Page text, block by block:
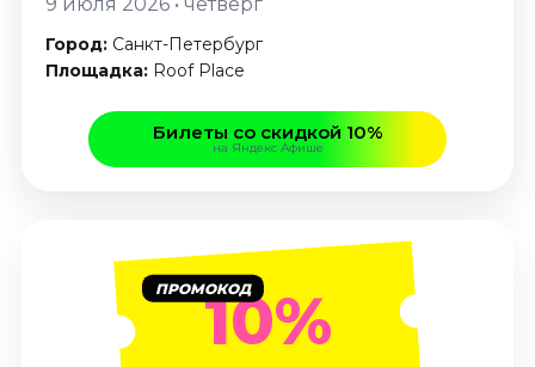
Декабрь 2026
Август 2026
Декабрь 2026
Август 2026
Сентябрь 2026
Октябрь 2026
Город: Санкт-Петербург
Площадка: Roof Place
Билеты со скидкой 10%
на Яндекс Афише
ПРОМОКОД10%